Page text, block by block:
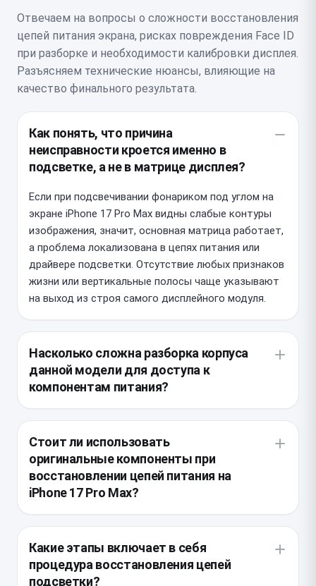
Отвечаем на вопросы о сложности восстановления
цепей питания экрана, рисках повреждения Face ID
при разборке и необходимости калибровки дисплея.
Разъясняем технические нюансы, влияющие на
качество финального результата.
Как понять, что причина
неисправности кроется именно в
подсветке, а не в матрице дисплея?
Если при подсвечивании фонариком под углом на
экране iPhone 17 Pro Max видны слабые контуры
изображения, значит, основная матрица работает,
а проблема локализована в цепях питания или
драйвере подсветки. Отсутствие любых признаков
жизни или вертикальные полосы чаще указывают
на выход из строя самого дисплейного модуля.
Насколько сложна разборка корпуса
данной модели для доступа к
компонентам питания?
использования заводской влагозащитной
проклейки повышенной прочности. Основная
сложность заключается в демонтаже хрупкого
дисплея без нарушения целостности шлейфов Face
ID, которые расположены в непосредственной
Стоит ли использовать
оригинальные компоненты при
восстановлении цепей питания на
iPhone 17 Pro Max?
важно использовать оригинальные микросхемы
драйверов и качественные пассивные элементы,
соответствующие спецификациям Apple.
Какие этапы включает в себя
процедура восстановления цепей
подсветки?